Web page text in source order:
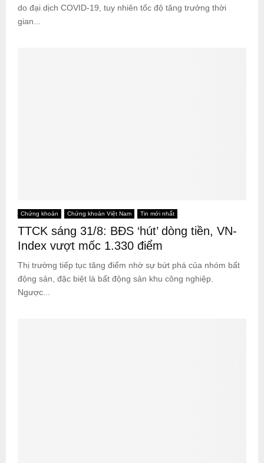
do đại dịch COVID-19, tuy nhiên tốc độ tăng trưởng thời
gian...
Chứng khoán Chứng khoán Việt Nam Tin mới nhất
TTCK sáng 31/8: BĐS ‘hút’ dòng tiền, VN-
Index vượt mốc 1.330 điểm
Thị trường tiếp tục tăng điểm nhờ sự bứt phá của nhóm bất
động sản, đặc biệt là bất động sản khu công nghiệp.
Ngược...